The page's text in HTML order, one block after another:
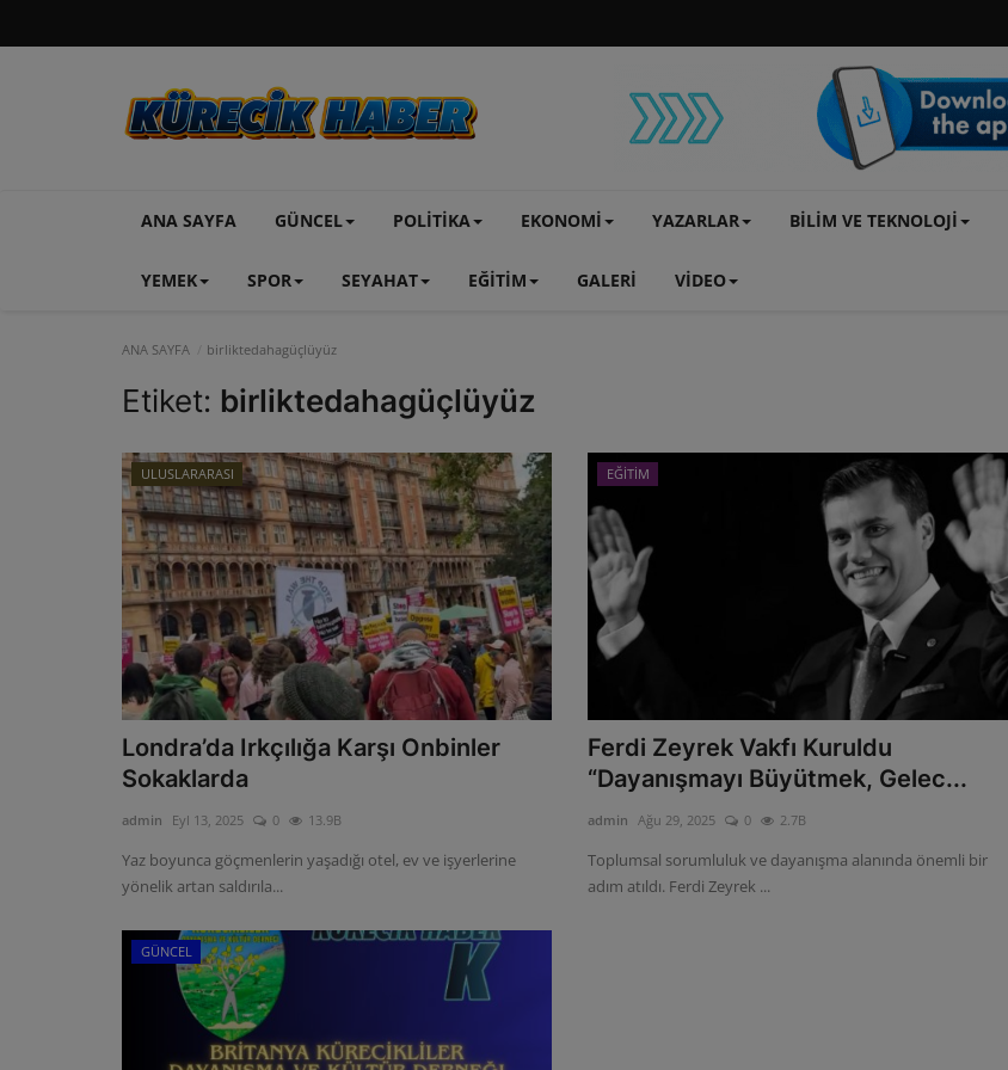
ANA SAYFA GÜNCEL POLİTİKA EKONOMİ YAZARLAR BİLİM VE TEKNOLOJİ
YEMEK SPOR SEYAHAT EĞİTİM GALERİ VİDEO
ANA SAYFA birliktedahagüçlüyüz
Etiket: birliktedahagüçlüyüz
ULUSLARARASI
Londra’da Irkçılığa Karşı Onbinler
Sokaklarda
admin Eyl 13, 2025 0 13.9B
Yaz boyunca göçmenlerin yaşadığı otel, ev ve işyerlerine
yönelik artan saldırıla...
EĞİTİM
Ferdi Zeyrek Vakfı Kuruldu
“Dayanışmayı Büyütmek, Gelec...
admin Ağu 29, 2025 0 2.7B
Toplumsal sorumluluk ve dayanışma alanında önemli bir
adım atıldı. Ferdi Zeyrek ...
GÜNCEL